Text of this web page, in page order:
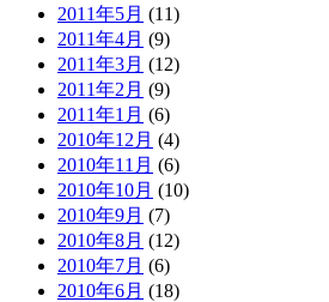
2011年5月 (11)
2011年4月 (9)
2011年3月 (12)
2011年2月 (9)
2011年1月 (6)
2010年12月 (4)
2010年11月 (6)
2010年10月 (10)
2010年9月 (7)
2010年8月 (12)
2010年7月 (6)
2010年6月 (18)